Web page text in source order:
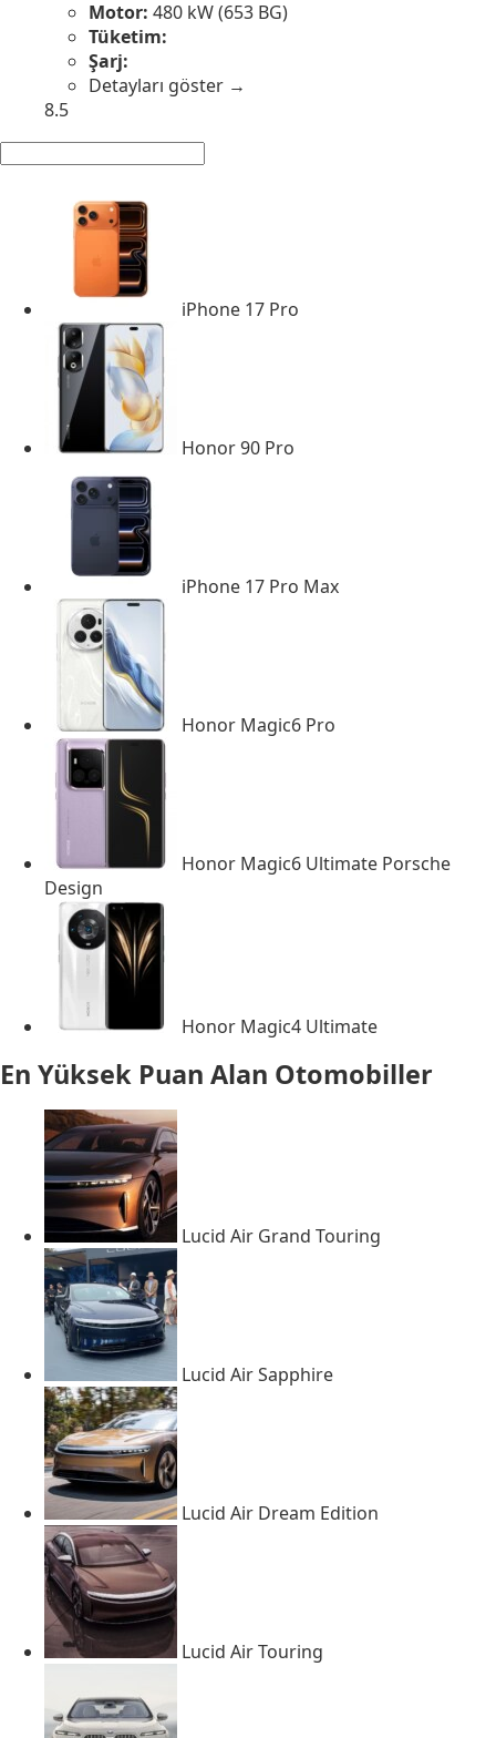
Motor: 480 kW (653 BG)
Tüketim:
Şarj:
Detayları göster →
8.5
iPhone 17 Pro
Honor 90 Pro
iPhone 17 Pro Max
Honor Magic6 Pro
Honor Magic6 Ultimate Porsche
Design
Honor Magic4 Ultimate
En Yüksek Puan Alan Otomobiller
Lucid Air Grand Touring
Lucid Air Sapphire
Lucid Air Dream Edition
Lucid Air Touring